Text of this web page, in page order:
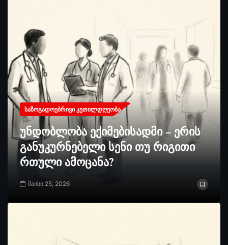
ᲡᲐᲖᲝᲒᲐᲓᲝᲔᲑᲠᲘᲕᲘ ᲙᲔᲗᲘᲚᲓᲦᲔᲝᲑᲐ
უნდობლობა ექიმებისადმი – ერის
განუკურნებელი სენი თუ რიგითი
რთული ამოცანა?
მაისი 25, 2026